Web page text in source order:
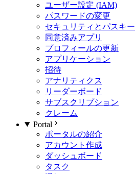
ユーザー設定 (IAM)
パスワードの変更
セキュリティとパスキー
同意済みアプリ
プロフィールの更新
アプリケーション
招待
アナリティクス
リーダーボード
サブスクリプション
クレーム
Portal
ポータルの紹介
アカウント作成
ダッシュボード
タスク